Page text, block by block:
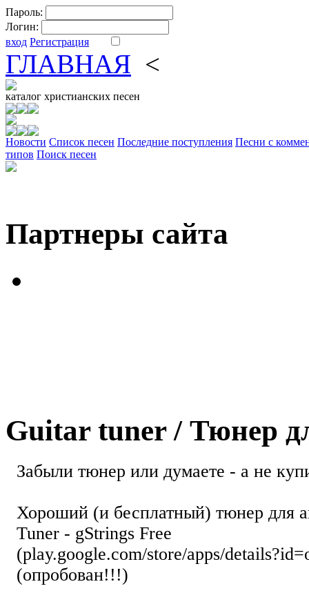
Пароль:
Логин:
вход Регистрация
ГЛАВНАЯ <
каталог христианских песен
Новости Cписок песен Последние поступления Песни с
типов Поиск песен
Партнеры сайта
Guitar tuner / Тюнер
Забыли тюнер или думаете - а не
Хороший (и бесплатный) тюнер для
Tuner - gStrings Free
(play.google.com/store/apps/
(опробован!!!)